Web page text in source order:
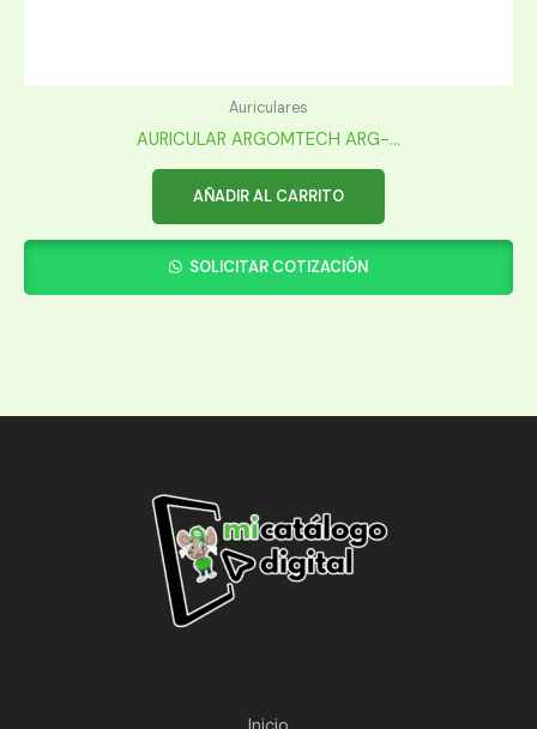
Auriculares
AURICULAR ARGOMTECH ARG-...
AÑADIR AL CARRITO
SOLICITAR COTIZACIÓN